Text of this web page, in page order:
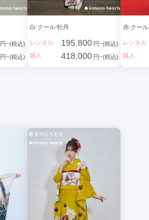
円~(税込)
円~(税込)
白 クール 牡丹
レンタル 195,800 円~(税込)
購入
418,000 円~(税込)
赤 クール
レンタル
購入